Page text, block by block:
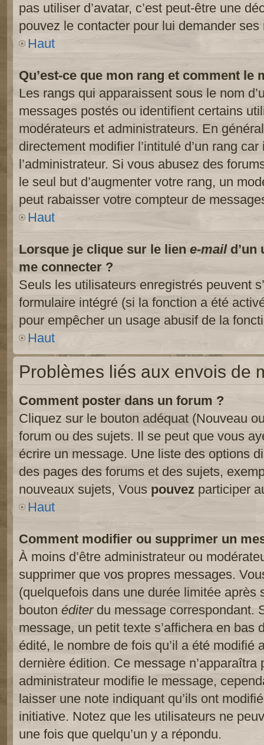
pas utiliser d’avatar, c’est peut-être une
pouvez le contacter pour lui demander ses
Haut
Qu’est-ce que mon rang et comment le
Les rangs qui apparaissent sous le nom
messages postés ou identifient certains
modérateurs et administrateurs. En
directement modifier l’intitulé d’un rang
l’administrateur. Si vous abusez des
le seul but d’augmenter votre rang, un
peut rabaisser votre compteur de
Haut
Lorsque je clique sur le lien e-maild’un
me connecter ?
Seuls les utilisateurs enregistrés peuvent
formulaire intégré (si la fonction a été
pour empêcher un usage abusif de la
Haut
Problèmes liés aux envois de
Comment poster dans un forum ?
Cliquez sur le bouton adéquat (Nouveau
forum ou des sujets. Il se peut que vous
écrire un message. Une liste des options
des pages des forums et des sujets,
nouveaux sujets, Vous pouvez participer
Haut
Comment modifier ou supprimer un
À moins d’être administrateur ou
supprimer que vos propres messages.
(quelquefois dans une durée limitée après
bouton éditerdu message correspondant.
message, un petit texte s’affichera en bas
édité, le nombre de fois qu’il a été modifié
dernière édition. Ce message
administrateur modifie le message,
laisser une note indiquant qu’ils ont
initiative. Notez que les utilisateurs ne
une fois que quelqu’un y a répondu.